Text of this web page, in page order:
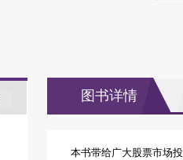
图书详情
本书带给广大股票市场